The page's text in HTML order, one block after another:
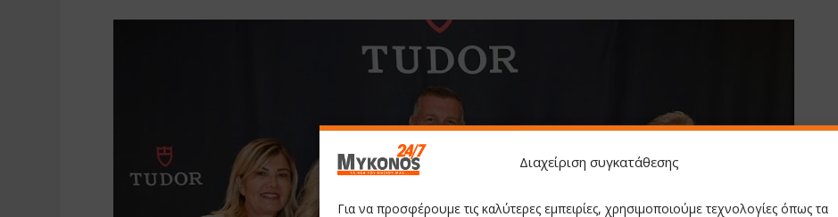
Διαχείριση συγκατάθεσης
Για να προσφέρουμε τις καλύτερες εμπειρίες, χρησιμοποιούμε τεχνολογίες όπως τα